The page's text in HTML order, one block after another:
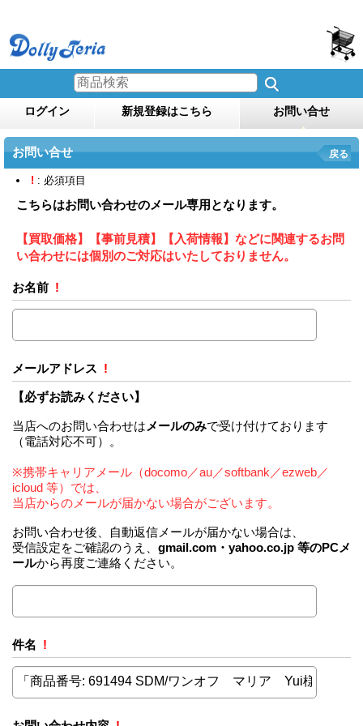
ログイン 新規登録はこちら お問い合せ
お問い合せ 戻る
! : 必須項目
こちらはお問い合わせのメール専用となります。
【買取価格】【事前見積】【入荷情報】などに関連するお問
い合わせには個別のご対応はいたしておりません。
お名前 !
メールアドレス !
【必ずお読みください】
当店へのお問い合わせは メールのみで受け付けております
（電話対応不可）。
※携帯キャリアメール（docomo／au／softbank／ezweb／
icloud 等）では、
当店からのメールが届かない場合がございます。
お問い合わせ後、自動返信メールが届かない場合は、
受信設定をご確認のうえ、 gmail.com・yahoo.co.jp 等のPCメ
ールから再度ご連絡ください。
件名 !